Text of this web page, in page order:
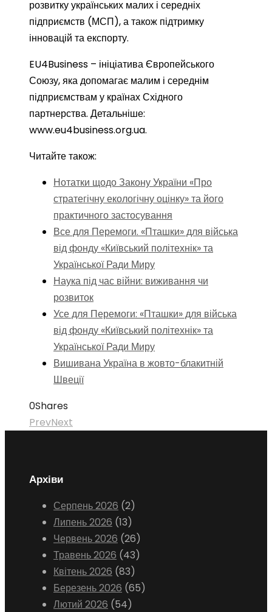
розвитку українських малих і середніх
підприємств (МСП), а також підтримку
інновацій та експорту.
EU4Business – ініціатива Європейського
Союзу, яка допомагає малим і середнім
підприємствам у країнах Східного
партнерства. Детальніше:
www.eu4business.org.ua.
Читайте також:
Нотатки щодо Закону України «Про
стратегічну екологічну оцінку» та його
практичного застосування
Все для Перемоги. «Пташки» для війська
від фонду «Київський політехнік» та
Української Ради Миру
Наука під час війни: виживання чи
розвиток
Усе для Перемоги: «Пташки» для війська
від фонду «Київський політехнік» та
Української Ради Миру
Вишивана Україна в жовто-блакитній
Швеції
0Shares
PrevNext
Архіви
Серпень 2026 (2)
Липень 2026 (13)
Червень 2026 (26)
Травень 2026 (43)
Квітень 2026 (83)
Березень 2026 (65)
Лютий 2026 (54)